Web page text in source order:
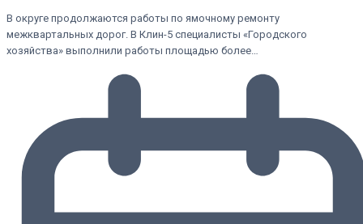
В округе продолжаются работы по ямочному ремонту
межквартальных дорог. В Клин-5 специалисты «Городского
хозяйства» выполнили работы площадью более…